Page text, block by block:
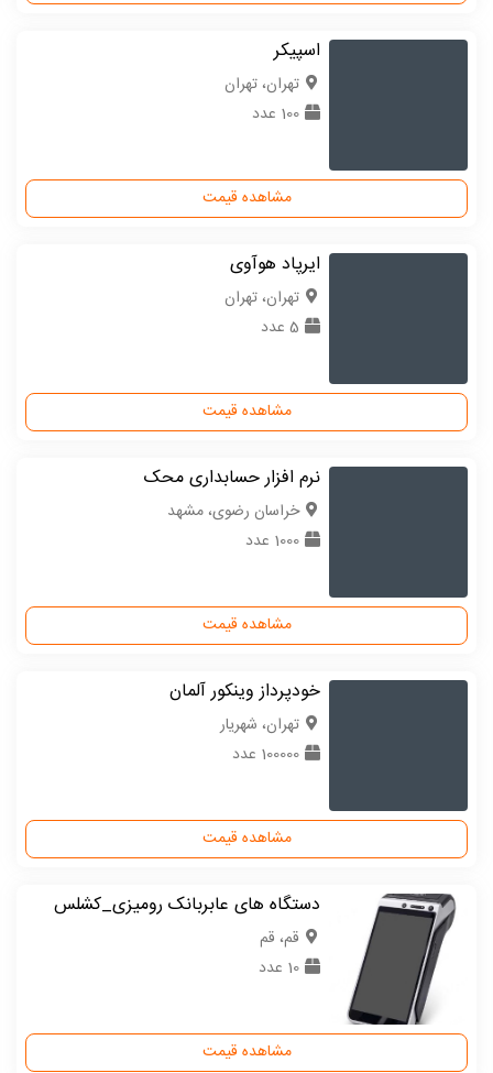
اسپیکر
تهران، تهران
100 عدد
مشاهده قیمت
ایرپاد هوآوی
تهران، تهران
5 عدد
مشاهده قیمت
نرم افزار حسابداری محک
خراسان رضوی، مشهد
1000 عدد
مشاهده قیمت
خودپرداز وینکور آلمان
تهران، شهریار
100000 عدد
مشاهده قیمت
دستگاه های عابربانک رومیزی_کشلس
قم، قم
10 عدد
مشاهده قیمت